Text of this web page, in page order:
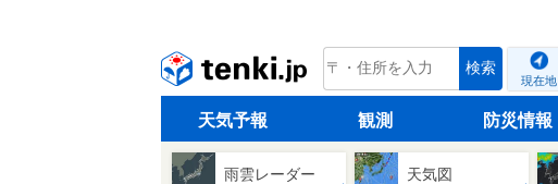
tenki.jp 検索
現在地
天気予報 観測 防災情報
雨雲レーダー 天気図